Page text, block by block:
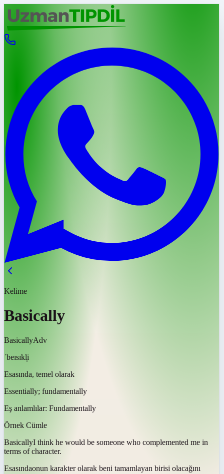
Kelime
Basically
BasicallyAdv
ˈbeɪsɪkl̩i
Esasında, temel olarak
Essentially; fundamentally
Eş anlamlılar: Fundamentally
Örnek Cümle
BasicallyI think he would be someone who complemented me in
terms of character.
Esasındaonun karakter olarak beni tamamlayan birisi olacağını